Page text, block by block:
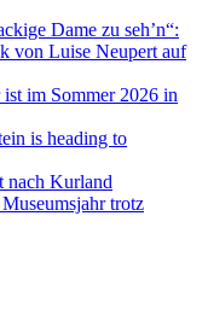
Dame zu seh’n“:
von Luise Neupert auf
im Sommer 2026 in
is heading to
nach Kurland
trotz